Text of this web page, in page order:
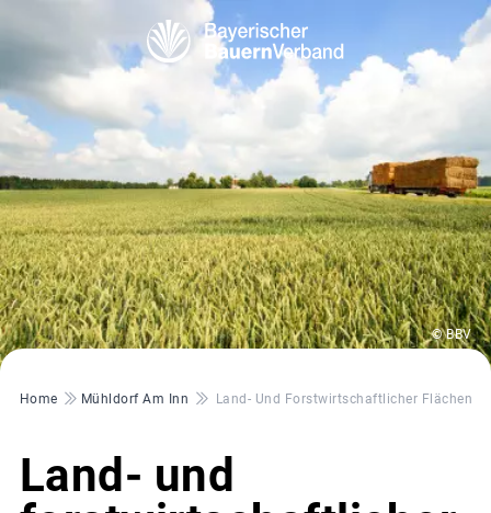
© BBV
Pfadnavigation
Home Mühldorf Am Inn Land- Und Forstwirtschaftlicher
Land- und